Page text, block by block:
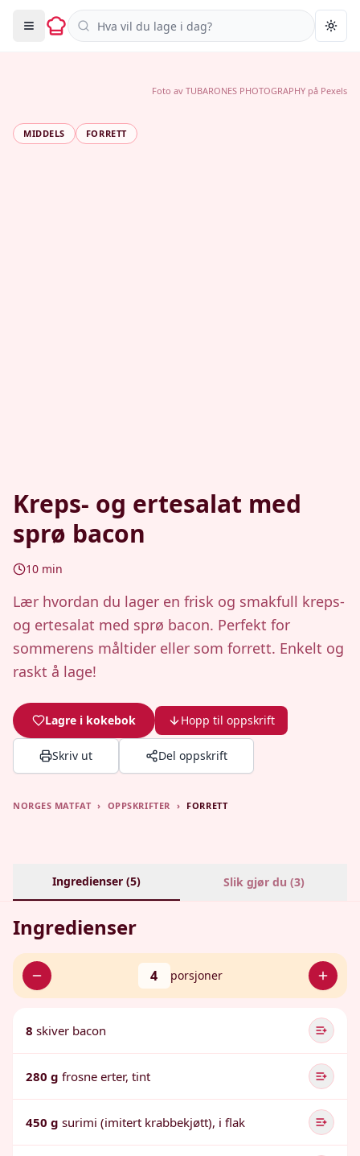
Søk i oppskrifter
MIDDELS FORRETT
Kreps- og ertesalat med
sprø bacon
10 min
Lær hvordan du lager en frisk og smakfull kreps-
og ertesalat med sprø bacon. Perfekt for
sommerens måltider eller som forrett. Enkelt og
raskt å lage!
Lagre i kokebok Hopp til oppskrift
Skriv ut Del oppskrift
Foto av TUBARONES PHOTOGRAPHY på Pexels
NORGES MATFAT › OPPSKRIFTER › FORRETT
Ingredienser (5) Slik gjør du (3)
Ingredienser
4 porsjoner
8 skiver bacon
280 g frosne erter, tint
450 g surimi (imitert krabbekjøtt), i flak